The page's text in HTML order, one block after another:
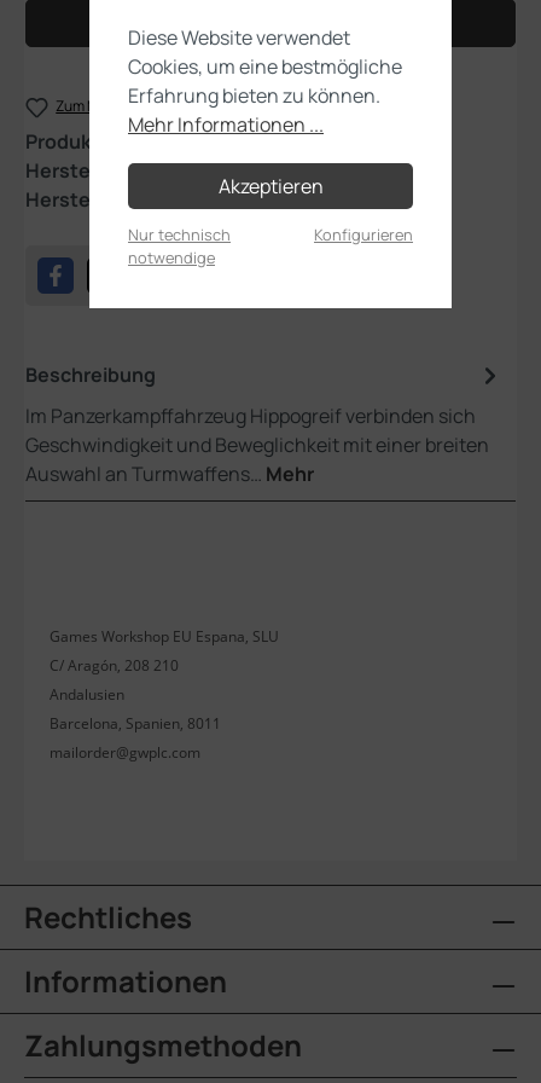
Zum Merkzettel hinzufügen
Produktnummer:47-57
Hersteller:
Games Workshop
Herstellernummer:
99120105139
Beschreibung
Im Panzerkampffahrzeug Hippogreif verbinden sich
Geschwindigkeit und Beweglichkeit mit einer breiten
Auswahl an Turmwaffens… Mehr
Games Workshop EU Espana, SLU
C/ Aragón, 208 210
Andalusien
Barcelona, Spanien, 8011
mailorder@gwplc.com
Rechtliches
Informationen
Zahlungsmethoden
Diese Website verwendet
Cookies, um eine bestmögliche
Erfahrung bieten zu können.
Mehr Informationen ...
Akzeptieren
Nur technisch
notwendige
Konfigurieren